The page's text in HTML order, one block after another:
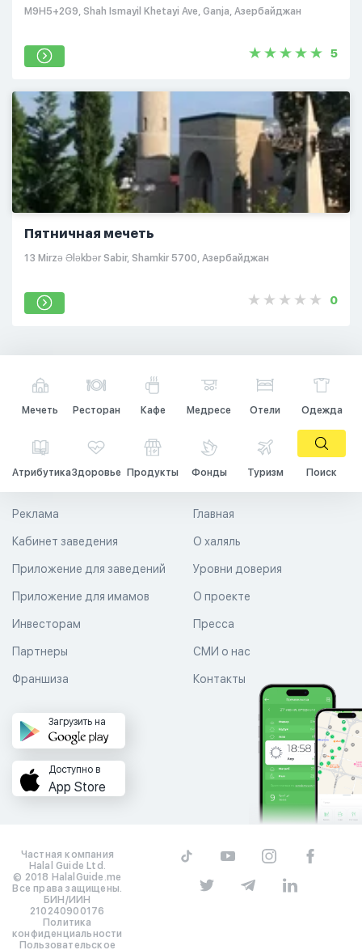
M9H5+2G9, Shah Ismayil Khetayi Ave, Ganja, Азербайджан
5
Пятничная мечеть
13 Mirzə Ələkbər Sabir, Shamkir 5700, Азербайджан
0
Мечеть Ресторан Кафе Медресе Отели Одежда
АтрибутикаЗдоровье Продукты Фонды Туризм Поиск
Главная
О халяль
Уровни доверия
Реклама
Кабинет заведения
Приложение для заведений
Приложение для имамов О проекте
Пресса
СМИ о нас
Контакты
Инвесторам
Партнеры
Франшиза
Загрузить на
Доступно в
App Store
Частная компания
Halal Guide Ltd.
© 2018 HalalGuide.me
Все права защищены.
БИН/ИИН
210240900176
Политика
конфиденциальности
Пользовательское